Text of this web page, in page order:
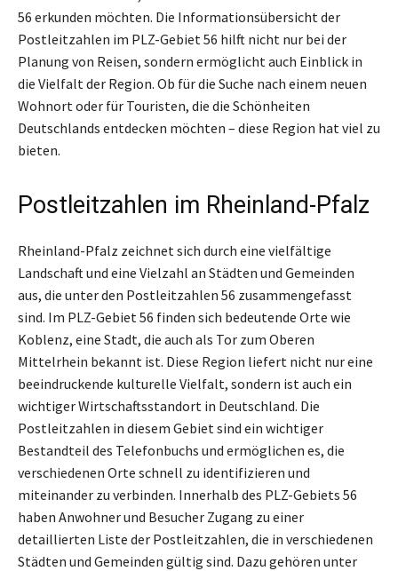
56 erkunden möchten. Die Informationsübersicht der
Postleitzahlen im PLZ-Gebiet 56 hilft nicht nur bei der
Planung von Reisen, sondern ermöglicht auch Einblick in
die Vielfalt der Region. Ob für die Suche nach einem neuen
Wohnort oder für Touristen, die die Schönheiten
Deutschlands entdecken möchten – diese Region hat viel zu
bieten.
Postleitzahlen im Rheinland-Pfalz
Rheinland-Pfalz zeichnet sich durch eine vielfältige
Landschaft und eine Vielzahl an Städten und Gemeinden
aus, die unter den Postleitzahlen 56 zusammengefasst
sind. Im PLZ-Gebiet 56 finden sich bedeutende Orte wie
Koblenz, eine Stadt, die auch als Tor zum Oberen
Mittelrhein bekannt ist. Diese Region liefert nicht nur eine
beeindruckende kulturelle Vielfalt, sondern ist auch ein
wichtiger Wirtschaftsstandort in Deutschland. Die
Postleitzahlen in diesem Gebiet sind ein wichtiger
Bestandteil des Telefonbuchs und ermöglichen es, die
verschiedenen Orte schnell zu identifizieren und
miteinander zu verbinden. Innerhalb des PLZ-Gebiets 56
haben Anwohner und Besucher Zugang zu einer
detaillierten Liste der Postleitzahlen, die in verschiedenen
Städten und Gemeinden gültig sind. Dazu gehören unter